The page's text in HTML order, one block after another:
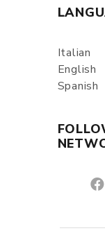
Italian
English
Spanish